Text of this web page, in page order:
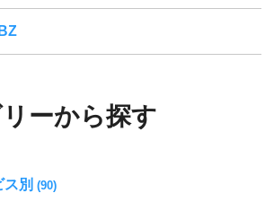
ーから探す
別 (90)